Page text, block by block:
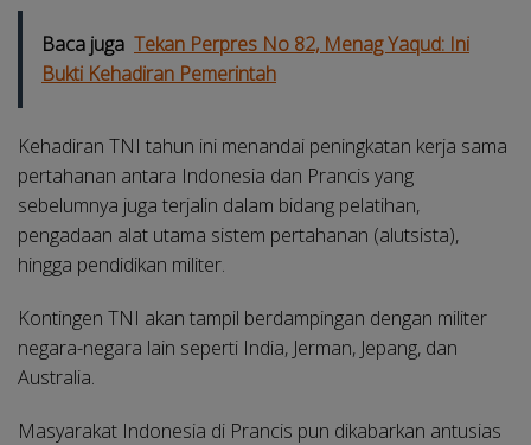
Baca juga Tekan Perpres No 82, Menag Yaqud: Ini
Bukti Kehadiran Pemerintah
Kehadiran TNI tahun ini menandai peningkatan kerja sama
pertahanan antara Indonesia dan Prancis yang
sebelumnya juga terjalin dalam bidang pelatihan,
pengadaan alat utama sistem pertahanan (alutsista),
hingga pendidikan militer.
Kontingen TNI akan tampil berdampingan dengan militer
negara-negara lain seperti India, Jerman, Jepang, dan
Australia.
Masyarakat Indonesia di Prancis pun dikabarkan antusias